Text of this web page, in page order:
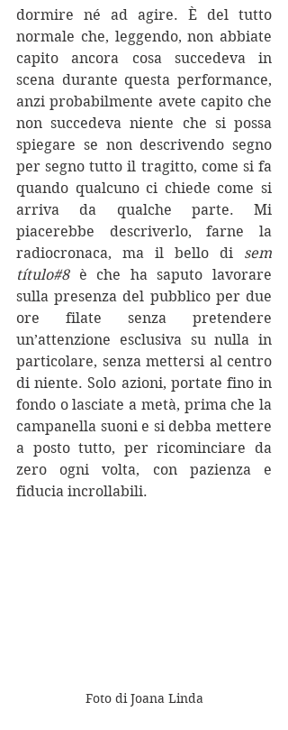
dormire né ad agire. È del tutto
normale che, leggendo, non abbiate
capito ancora cosa succedeva in
scena durante questa performance,
anzi probabilmente avete capito che
non succedeva niente che si possa
spiegare se non descrivendo segno
per segno tutto il tragitto, come si fa
quando qualcuno ci chiede come si
arriva da qualche parte. Mi
piacerebbe descriverlo, farne la
radiocronaca, ma il bello di sem
título#8 è che ha saputo lavorare
sulla presenza del pubblico per due
ore filate senza pretendere
un’attenzione esclusiva su nulla in
particolare, senza mettersi al centro
di niente. Solo azioni, portate fino in
fondo o lasciate a metà, prima che la
campanella suoni e si debba mettere
a posto tutto, per ricominciare da
zero ogni volta, con pazienza e
fiducia incrollabili.
Foto di Joana Linda